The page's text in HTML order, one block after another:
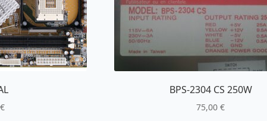
€
BPS-2304 CS 250W
75,00€